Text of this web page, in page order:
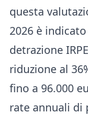
questa
2026 è
detrazione
riduzione al
fino a 96.000
rate annuali di